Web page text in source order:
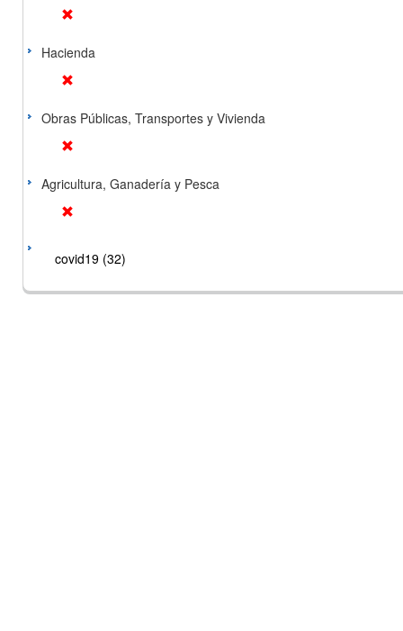
Hacienda
Obras Públicas, Transportes y Vivienda
Agricultura, Ganadería y Pesca
covid19 (32)